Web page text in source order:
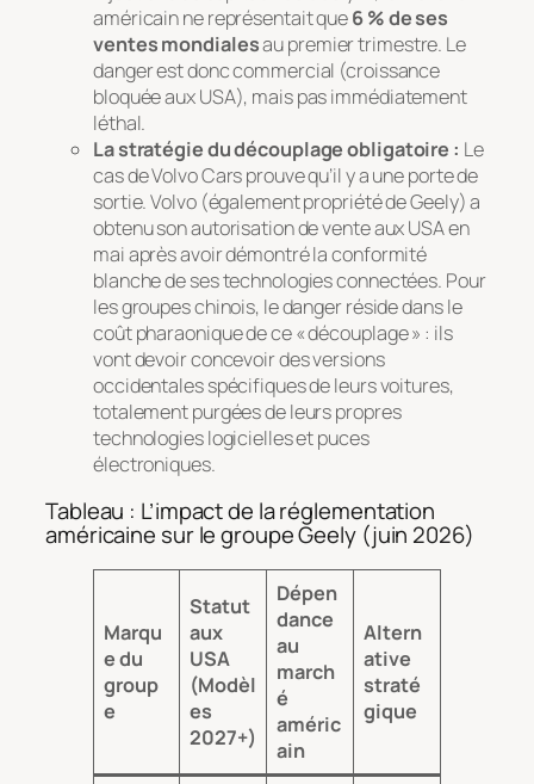
américain ne représentait que6 % de ses
ventes mondialesau premier trimestre. Le
danger est donc commercial (croissance
bloquée aux USA), mais pas immédiatement
léthal.
La stratégie du découplage obligatoire : Le
cas de Volvo Cars prouve qu’il y a une porte de
sortie. Volvo (également propriété de Geely) a
obtenu son autorisation de vente aux USA en
mai après avoir démontré la conformité
blanche de ses technologies connectées. Pour
les groupes chinois, le danger réside dans le
coût pharaonique de ce « découplage » : ils
vont devoir concevoir des versions
occidentales spécifiques de leurs voitures,
totalement purgées de leurs propres
technologies logicielles et puces
électroniques.
Tableau : L’impact de la réglementation
américaine sur le groupe Geely (juin 2026)
Marqu
e du
group
e
Statut
aux
USA
(Modèl
es
2027+)
Dépen
dance
au
march
é
améric
ain
Altern
ative
straté
gique